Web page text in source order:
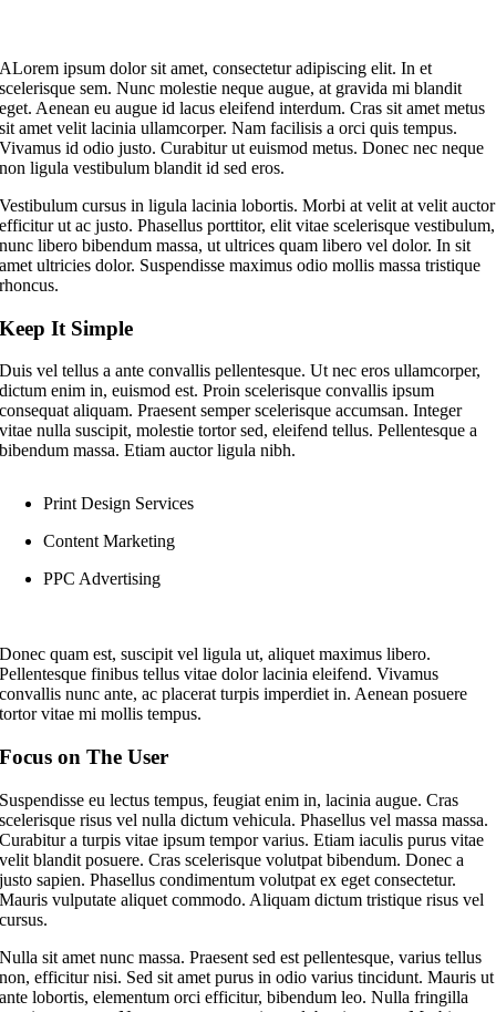
ALorem ipsum dolor sit amet, consectetur adipiscing elit. In et
scelerisque sem. Nunc molestie neque augue, at gravida mi blandit
eget. Aenean eu augue id lacus eleifend interdum. Cras sit amet metus
sit amet velit lacinia ullamcorper. Nam facilisis a orci quis tempus.
Vivamus id odio justo. Curabitur ut euismod metus. Donec nec neque
non ligula vestibulum blandit id sed eros.
Vestibulum cursus in ligula lacinia lobortis. Morbi at velit at velit auctor
efficitur ut ac justo. Phasellus porttitor, elit vitae scelerisque vestibulum,
nunc libero bibendum massa, ut ultrices quam libero vel dolor. In sit
amet ultricies dolor. Suspendisse maximus odio mollis massa tristique
rhoncus.
Keep It Simple
Duis vel tellus a ante convallis pellentesque. Ut nec eros ullamcorper,
dictum enim in, euismod est. Proin scelerisque convallis ipsum
consequat aliquam. Praesent semper scelerisque accumsan. Integer
vitae nulla suscipit, molestie tortor sed, eleifend tellus. Pellentesque a
bibendum massa. Etiam auctor ligula nibh.
Print Design Services
Content Marketing
PPC Advertising
Donec quam est, suscipit vel ligula ut, aliquet maximus libero.
Pellentesque finibus tellus vitae dolor lacinia eleifend. Vivamus
convallis nunc ante, ac placerat turpis imperdiet in. Aenean posuere
tortor vitae mi mollis tempus.
Focus on The User
Suspendisse eu lectus tempus, feugiat enim in, lacinia augue. Cras
scelerisque risus vel nulla dictum vehicula. Phasellus vel massa massa.
Curabitur a turpis vitae ipsum tempor varius. Etiam iaculis purus vitae
velit blandit posuere. Cras scelerisque volutpat bibendum. Donec a
justo sapien. Phasellus condimentum volutpat ex eget consectetur.
Mauris vulputate aliquet commodo. Aliquam dictum tristique risus vel
cursus.
Nulla sit amet nunc massa. Praesent sed est pellentesque, varius tellus
non, efficitur nisi. Sed sit amet purus in odio varius tincidunt. Mauris ut
ante lobortis, elementum orci efficitur, bibendum leo. Nulla fringilla